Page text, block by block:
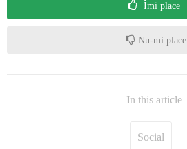
Îmi place
Nu-mi place
In this article
Social